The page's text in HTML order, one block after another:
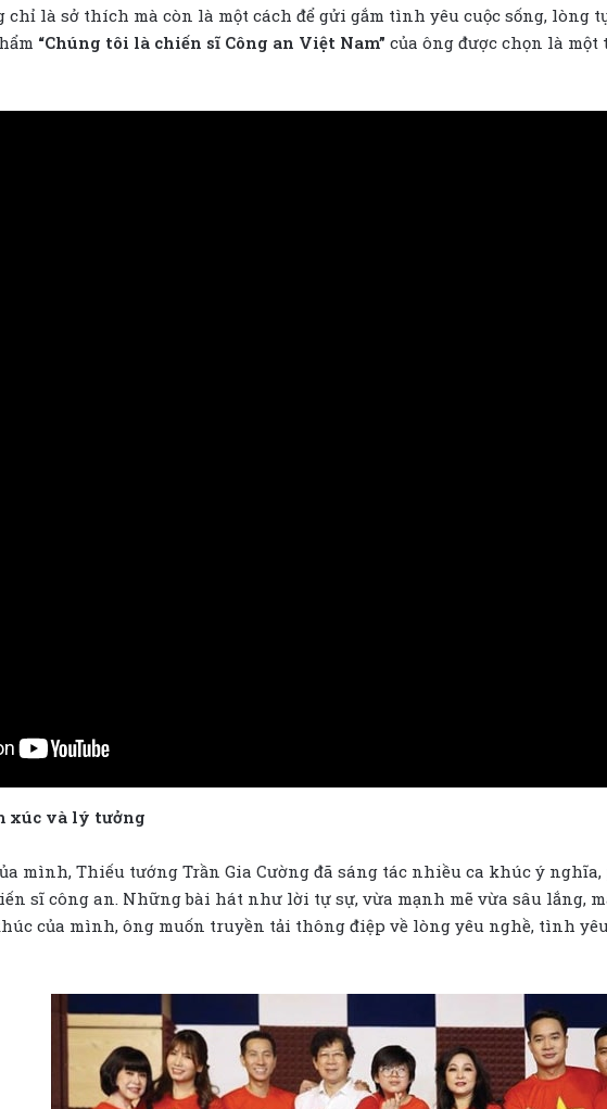
là sở thích mà còn là một cách để gửi gắm tình yêu cuộc sống, lòng
“Chúng tôi là chiến sĩ Công an Việt Nam” của ông được chọn là
xúc và lý tưởng
mình, Thiếu tướng Trần Gia Cường đã sáng tác nhiều ca khúc ý
sĩ công an. Những bài hát như lời tự sự, vừa mạnh mẽ vừa sâu lắng,
của mình, ông muốn truyền tải thông điệp về lòng yêu nghề, tình